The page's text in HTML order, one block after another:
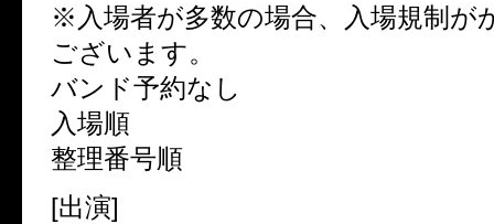
※入場者が多数の場合、入場規制が
ございます。
バンド予約なし
入場順
整理番号順
[出演]